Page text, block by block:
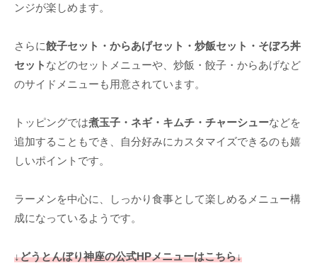
ンジが楽しめます。
さらに餃子セット・からあげセット・炒飯セット・そぼろ丼
セット などのセットメニューや、炒飯・餃子・からあげなど
のサイドメニューも用意されています。
トッピングでは煮玉子・ネギ・キムチ・チャーシューなどを
追加することもでき、自分好みにカスタマイズできるのも嬉
しいポイントです。
ラーメンを中心に、しっかり食事として楽しめるメニュー構
成になっているようです。
↓どうとんぼり神座の公式HPメニューはこちら↓